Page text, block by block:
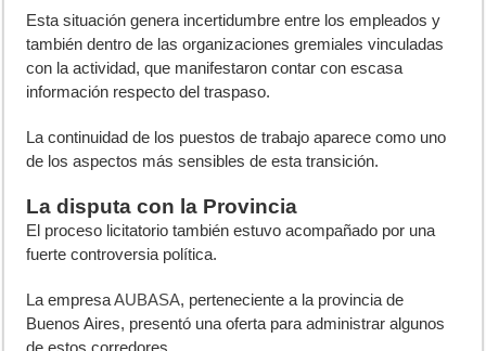
Esta situación genera incertidumbre entre los empleados y
también dentro de las organizaciones gremiales vinculadas
con la actividad, que manifestaron contar con escasa
información respecto del traspaso.
La continuidad de los puestos de trabajo aparece como uno
de los aspectos más sensibles de esta transición.
La disputa con la Provincia
El proceso licitatorio también estuvo acompañado por una
fuerte controversia política.
La empresaAUBASA, perteneciente a la provincia de
Buenos Aires, presentó una oferta para administrar algunos
de estos corredores.